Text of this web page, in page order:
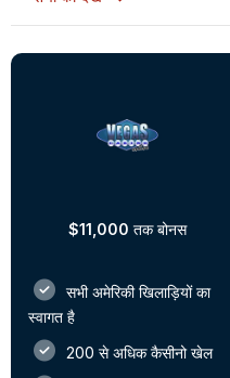
$11,000 तक बोनस
सभी अमेरिकी खिलाड़ियों का
स्वागत है
200 से अधिक कैसीनो खेल